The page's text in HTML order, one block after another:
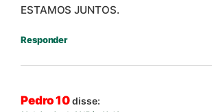
ESTAMOS JUNTOS.
Responder
Pedro 10disse: